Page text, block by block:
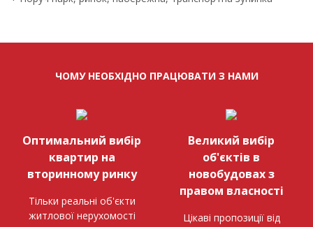
ЧОМУ НЕОБХІДНО ПРАЦЮВАТИ З НАМИ
Оптимальний вибір
квартир на
вторинному ринку
Тільки реальні об'єкти
житлової нерухомості
Великий вибір
об'єктів в
новобудовах з
правом власності
Цікаві пропозиції від